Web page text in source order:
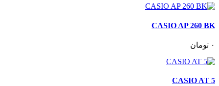
CASIO AP 260 BK
٠ تومان
CASIO AT 5